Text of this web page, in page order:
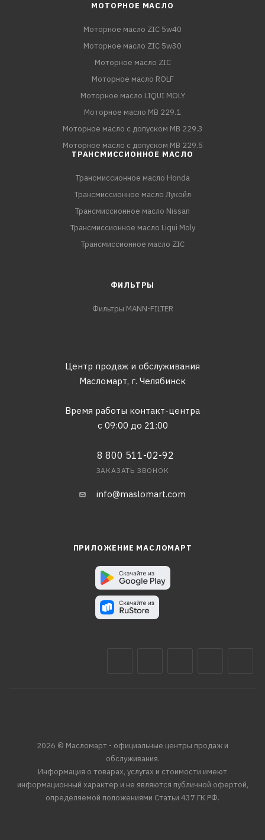
МОТОРНОЕ МАСЛО
Моторное масло ZIC 5w40
Моторное масло ZIC 5w30
Моторное масло ZIC
Моторное масло ROLF
Моторное масло LIQUI MOLY
Моторное масло MB 229.1
Моторное масло с допуском MB 229.3
Моторное масло с допуском MB 229.5
ТРАНСМИССИОННОЕ МАСЛО
Трансмиссионное масло Honda
Трансмиссионное масло Лукойл
Трансмиссионное масло Nissan
Трансмиссионное масло Liqui Moly
Трансмиссионное масло ZIC
ФИЛЬТРЫ
Фильтры MANN-FILTER
Центр продаж и обслуживания
Масломарт, г. Челябинск
Время работы контакт-центра
с 09:00 до 21:00
8 800 511-02-92
ЗАКАЗАТЬ ЗВОНОК
info@maslomart.com
ПРИЛОЖЕНИЕ МАСЛОМАРТ
2026 © Масломарт - официальные центры продаж и
обслуживания.
Информация о товарах, услугах и стоимости имеют
информационный характер и не являются публичной офертой,
определяемой положениями Статьи 437 ГК РФ.